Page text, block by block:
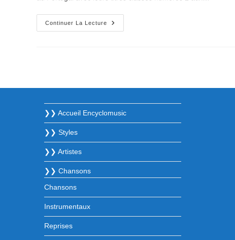
Continuer La Lecture Portugal
❯❯ Accueil Encyclomusic
❯❯ Styles
❯❯ Artistes
❯❯ Chansons
Chansons
Instrumentaux
Reprises